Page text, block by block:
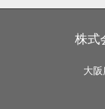
株式
大